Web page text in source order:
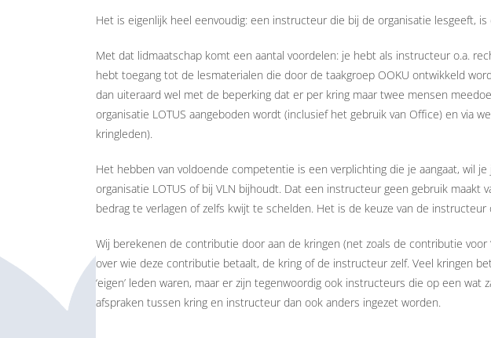
Het is eigenlijk heel eenvoudig: een instructeur die bij de organisatie lesgeeft,
Met dat lidmaatschap komt een aantal voordelen: je hebt als instructeur o.a.
hebt toegang tot de lesmaterialen die door de taakgroep OOKU ontwikkeld
dan uiteraard wel met de beperking dat er per kring maar twee mensen
organisatie LOTUS aangeboden wordt (inclusief het gebruik van Office) en via
kringleden).
Het hebben van voldoende competentie is een verplichting die je aangaat, wil
organisatie LOTUS of bij VLN bijhoudt. Dat een instructeur geen gebruik
bedrag te verlagen of zelfs kwijt te schelden. Het is de keuze van de
Wij berekenen de contributie door aan de kringen (net zoals de contributie
over wie deze contributie betaalt, de kring of de instructeur zelf. Veel kringen
‘eigen’ leden waren, maar er zijn tegenwoordig ook instructeurs die op een
afspraken tussen kring en instructeur dan ook anders ingezet worden.